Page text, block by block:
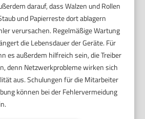
darauf, dass Walzen und Rollen
und Papierreste dort ablagern
verursachen. Regelmäßige Wartung
die Lebensdauer der Geräte. Für
es außerdem hilfreich sein, die Treiber
denn Netzwerkprobleme wirken sich
aus. Schulungen für die Mitarbeiter
können bei der Fehlervermeidung